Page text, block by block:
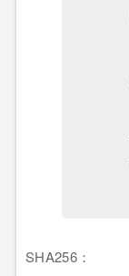
SHA256：